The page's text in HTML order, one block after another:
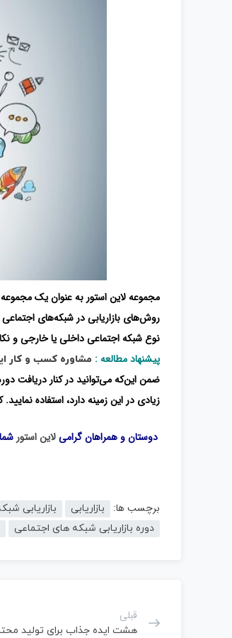
مجموعه لاین استور به ‌عنوان یک
روش‌های بازاریابی در شبکه‌های
نوع شبکه اجتماعی داخلی یا خارجی و
پیشنهاد مطالعه : مشاوره کسب و کار
ضمن این‌که می‌توانید در کنار دریافت
زیادی در این زمینه دارد، استفاده
دوستان و همراهان گرامیلاین استور
برچسب ها:
بازاریابی بازاریابی
دوره بازاریابی شبکه های اجتماعی
قبلی
هشت ایده جذاب برای تولید